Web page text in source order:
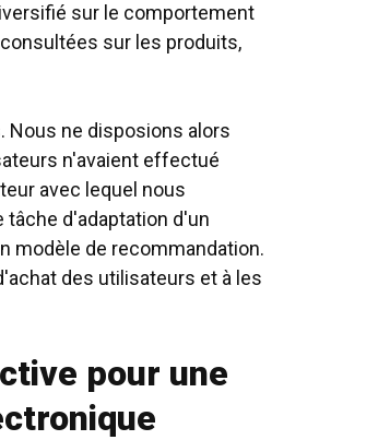
sur le comportement
sur les produits,
Nous ne disposions alors
n'avaient effectué
avec lequel nous
tâche d'adaptation d'un
modèle de recommandation.
des utilisateurs et à les
pour une